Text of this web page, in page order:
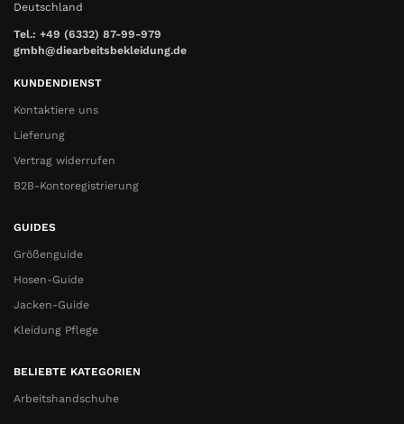
Deutschland
Tel.: +49 (6332) 87-99-979
gmbh@diearbeitsbekleidung.de
KUNDENDIENST
Kontaktiere uns
Lieferung
Vertrag widerrufen
B2B-Kontoregistrierung
GUIDES
Größenguide
Hosen-Guide
Jacken-Guide
Kleidung Pflege
BELIEBTE KATEGORIEN
Arbeitshandschuhe